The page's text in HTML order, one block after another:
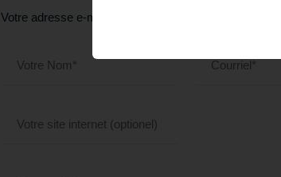
Votre adresse e-mail ne sera pas publiée.